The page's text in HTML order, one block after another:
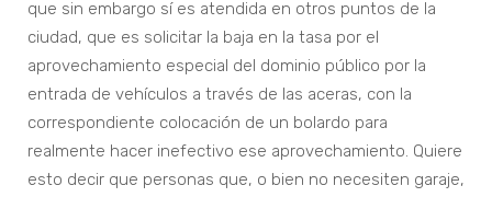
que sin embargo sí es atendida en otros puntos de la
ciudad, que es solicitar la baja en la tasa por el
aprovechamiento especial del dominio público por la
entrada de vehículos a través de las aceras, con la
correspondiente colocación de un bolardo para
realmente hacer inefectivo ese aprovechamiento. Quiere
esto decir que personas que, o bien no necesiten garaje,